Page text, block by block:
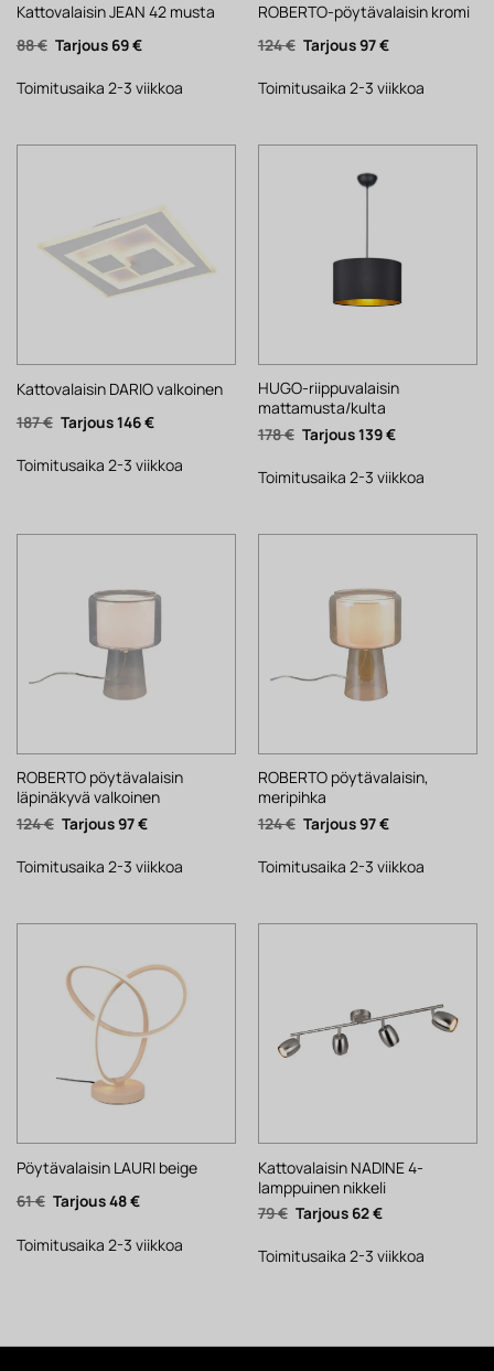
Kattovalaisin JEAN 42 musta
88€ Alkuperäinen
hinta
88 €.
69€Nykyinen
69 €.
Toimitusaika 2-3 viikkoa
ROBERTO-pöytävalaisin kromi
124€ Alkuperäinen
hinta
124 €.
97€Nykyinen
97 €.
Toimitusaika 2-3 viikkoa
Kattovalaisin DARIO valkoinen
187€ Alkuperäinen
hinta
187 €.
146€Nykyinen
146 €.
Toimitusaika 2-3 viikkoa
HUGO-riippuvalaisin
mattamusta/kulta
178€ Alkuperäinen
hinta
178 €.
139€Nykyinen
139 €.
Toimitusaika 2-3 viikkoa
ROBERTO pöytävalaisin
läpinäkyvä valkoinen
124€ Alkuperäinen
hinta
124 €.
97€Nykyinen
97 €.
Toimitusaika 2-3 viikkoa
ROBERTO pöytävalaisin,
meripihka
124€ Alkuperäinen
hinta
124 €.
97€Nykyinen
97 €.
Toimitusaika 2-3 viikkoa
Pöytävalaisin LAURI beige
61€ Alkuperäinen
hinta
61 €.
48€Nykyinen
48 €.
Toimitusaika 2-3 viikkoa
Kattovalaisin NADINE 4-
lamppuinen nikkeli
79€ Alkuperäinen
hinta
79 €.
62€Nykyinen
62 €.
Toimitusaika 2-3 viikkoa